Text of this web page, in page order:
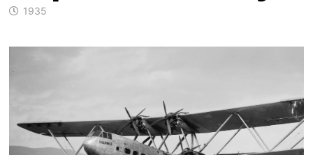
1935